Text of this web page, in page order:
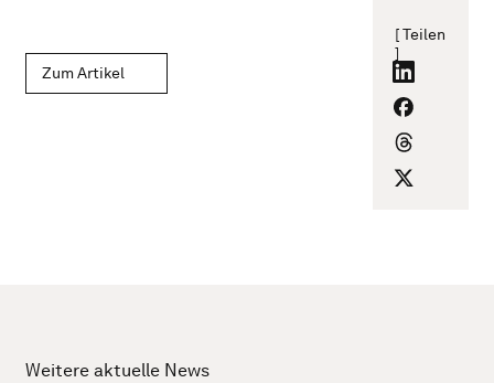
Zum Artikel
[ Teilen
]
Weitere aktuelle News